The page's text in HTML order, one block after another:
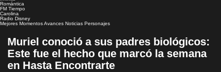
Romántica
FM Tiempo
Carolina
Radio Disney
Mejores MomentosAvances Noticias Personajes
Muriel conoció a sus padres biológicos:
Este fue el hecho que marcó la semana
en Hasta Encontrarte